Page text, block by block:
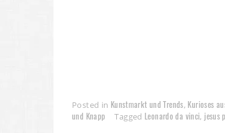
Posted in Kunstmarkt und Trends, Kurioses
und Knapp
Tagged Leonardo da vinci, jesus